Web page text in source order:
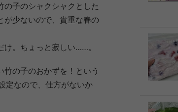
子のシャクシャクとした
が少ないので、貴重な春の
け。ちょっと寂しい……。
竹の子のおかずを！という
定なので、仕方がないか